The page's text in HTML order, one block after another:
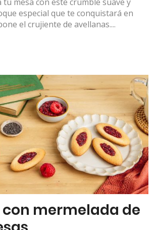
especial que te conquistará en
el crujiente de avellanas....
mermelada de